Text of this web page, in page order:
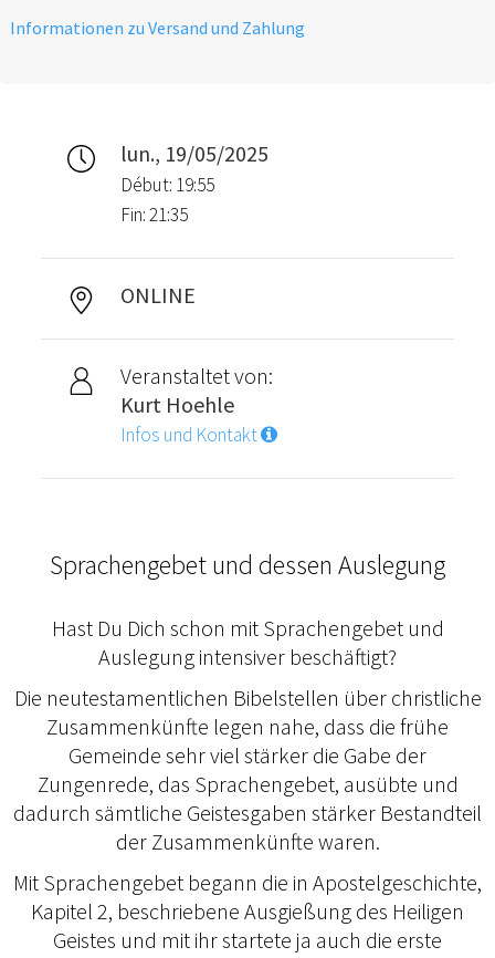
Informationen zu Versand und Zahlung
lun., 19/05/2025
Début: 19:55
Fin: 21:35
ONLINE
Veranstaltet von:
Kurt Hoehle
Infos und Kontakt
Sprachengebet und dessen Auslegung
Hast Du Dich schon mit Sprachengebet und
Auslegung intensiver beschäftigt?
Die neutestamentlichen Bibelstellen über christliche
Zusammenkünfte legen nahe, dass die frühe
Gemeinde sehr viel stärker die Gabe der
Zungenrede, das Sprachengebet, ausübte und
dadurch sämtliche Geistesgaben stärker Bestandteil
der Zusammenkünfte waren.
Mit Sprachengebet begann die in Apostelgeschichte,
Kapitel 2, beschriebene Ausgießung des Heiligen
Geistes und mit ihr startete ja auch die erste